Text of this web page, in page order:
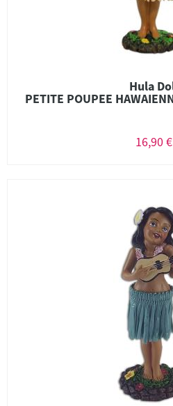
Hula
PETITE POUPEE
16,90 €